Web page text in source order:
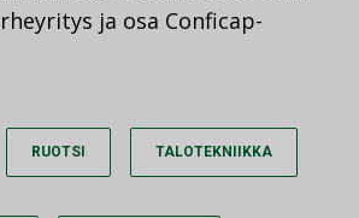
ja osa Conficap-
RUOTSI TALOTEKNIIKKA